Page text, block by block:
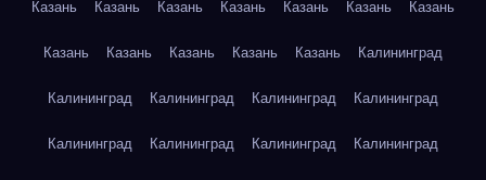
Казань Казань Казань Казань Казань Казань Казань
Казань Казань Казань Казань Казань Калининград
Калининград Калининград Калининград Калининград
Калининград Калининград Калининград Калининград